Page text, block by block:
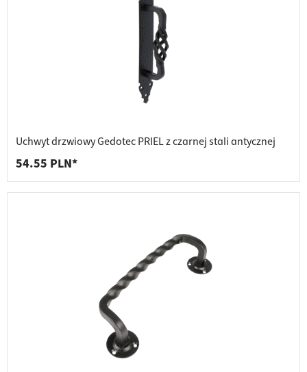
Uchwyt drzwiowy Gedotec PRIEL z czarnej stali antycznej
54.55 PLN*